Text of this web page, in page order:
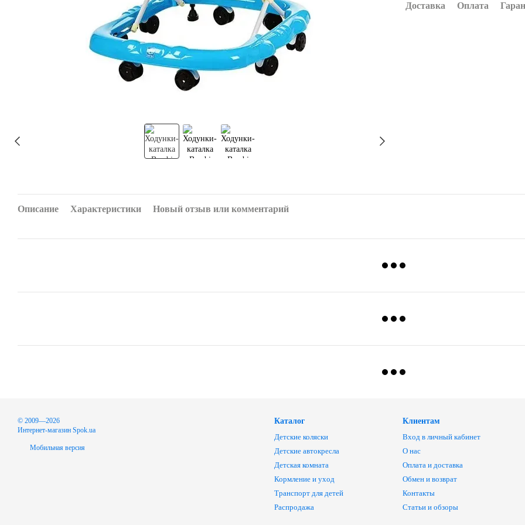
Доставка Оплата
Описание Характеристики Новый отзыв или комментарий
© 2009—2026
Интернет-магазин Spok.ua
Мобильная версия
Каталог
Детские коляски
Детские автокресла
Детская комната
Кормление и уход
Транспорт для детей
Распродажа
Клиентам
Вход в личный кабинет
О нас
Оплата и доставка
Обмен и возврат
Контакты
Статьи и обзоры